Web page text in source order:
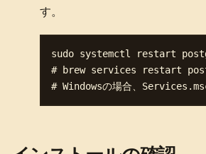
す。
sudo systemctl restart
# brew services restart